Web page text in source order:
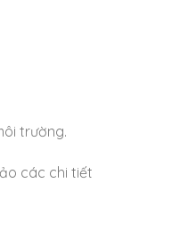
trường.
các chi tiết